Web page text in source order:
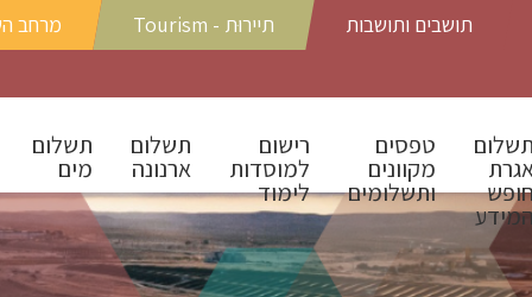
תושבים ותושבות תיירוּת - Tourism מרחב
תשלום
מים
תשלום
ארנונה
רישום
למוסדות
לימוד
טפסים
מקוונים
ותשלומים